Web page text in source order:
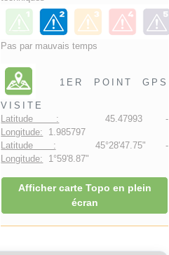
Pas par mauvais temps
1ER POINT GPS
VISITE
Latitude : 45.47993 -
Longitude: 1.985797
Latitude : 45°28'47.75" -
Longitude: 1°59'8.87"
Afficher carte Topo en plein
écran